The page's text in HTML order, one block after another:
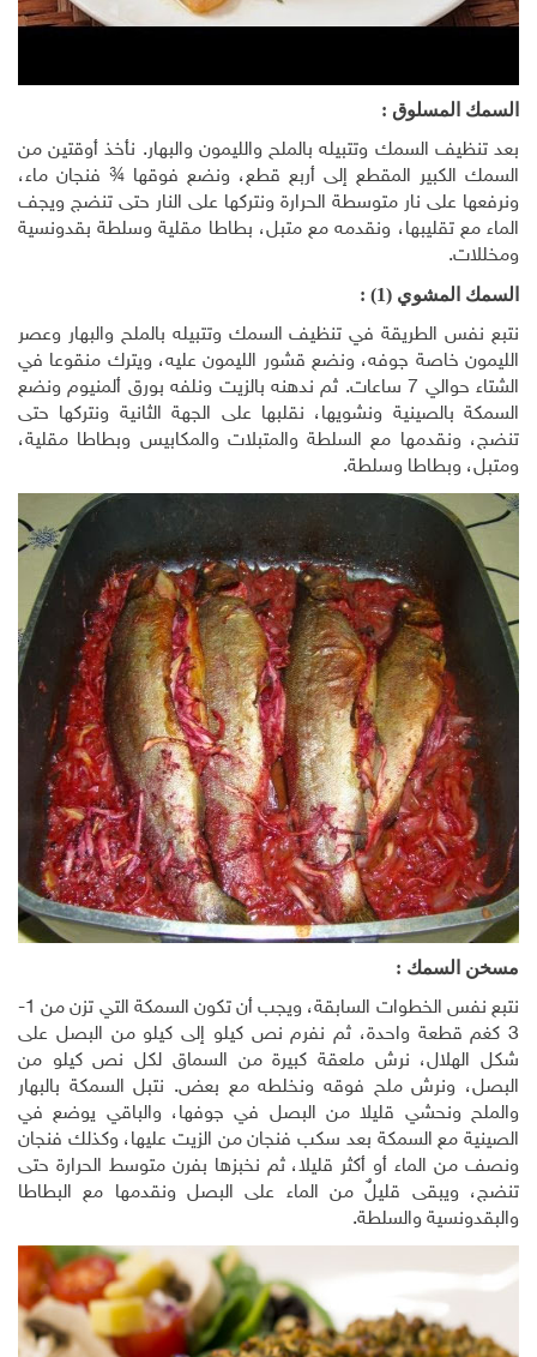
السمك المسلوق :
بعد تنظيف السمك وتتبيله بالملح والليمون والبهار. نأخذ أوقتين من
السمك الكبير المقطع إلى أربع قطع، ونضع فوقها ¾ فنجان ماء،
ونرفعها على نار متوسطة الحرارة ونتركها على النار حتى تنضج ويجف
الماء مع تقليبها، ونقدمه مع متبل، بطاطا مقلية وسلطة بقدونسية
ومخللات.
السمك المشوي (1) :
نتبع نفس الطريقة في تنظيف السمك وتتبيله بالملح والبهار وعصر
الليمون خاصة جوفه، ونضع قشور الليمون عليه، ويترك منقوعا في
الشتاء حوالي 7 ساعات. ثم ندهنه بالزيت ونلفه بورق ألمنيوم ونضع
السمكة بالصينية ونشويها، نقلبها على الجهة الثانية ونتركها حتى
تنضج، ونقدمها مع السلطة والمتبلات والمكابيس وبطاطا مقلية،
ومتبل، وبطاطا وسلطة.
مسخن السمك :
نتبع نفس الخطوات السابقة، ويجب أن تكون السمكة التي تزن من 1-
3 كغم قطعة واحدة، ثم نفرم نص كيلو إلى كيلو من البصل على
شكل الهلال، نرش ملعقة كبيرة من السماق لكل نص كيلو من
البصل، ونرش ملح فوقه ونخلطه مع بعض. نتبل السمكة بالبهار
والملح ونحشي قليلا من البصل في جوفها، والباقي يوضع في
الصينية مع السمكة بعد سكب فنجان من الزيت عليها، وكذلك فنجان
ونصف من الماء أو أكثر قليلا، ثم نخبزها بفرن متوسط الحرارة حتى
تنضج، ويبقى قليلٌ من الماء على البصل ونقدمها مع البطاطا
والبقدونسية والسلطة.